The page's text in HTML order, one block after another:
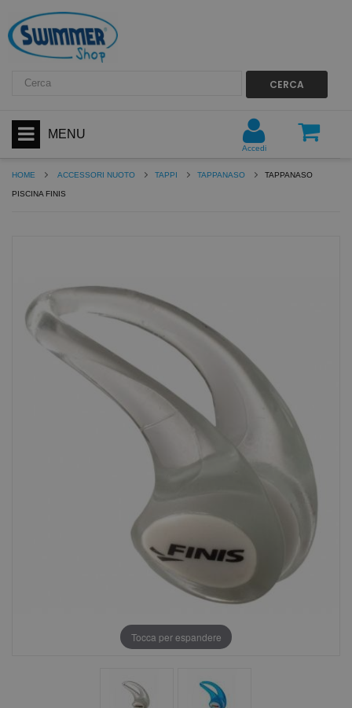
CERCA
MENU
Accedi
HOME ACCESSORI NUOTO TAPPI TAPPANASO TAPPANASO
PISCINA FINIS
Tocca per espandere